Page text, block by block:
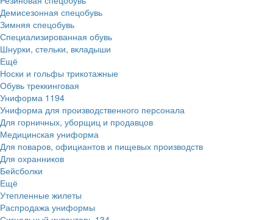
Демисезонная спецобувь
Зимняя спецобувь
Специализированная обувь
Шнурки, стельки, вкладыши
Ещё
Носки и гольфы трикотажные
Обувь треккинговая
Униформа 1194
Униформа для производственного персонала
Для горничных, уборщиц и продавцов
Медицинская униформа
Для поваров, официантов и пищевых производств
Для охранников
Бейсболки
Ещё
Утепленные жилеты
Распродажа униформы